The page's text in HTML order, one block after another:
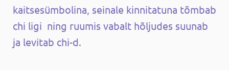
kaitsesümbolina, seinale kinnitatuna tõmbab
chi ligi ning ruumis vabalt hõljudes suunab
ja levitab chi-d.